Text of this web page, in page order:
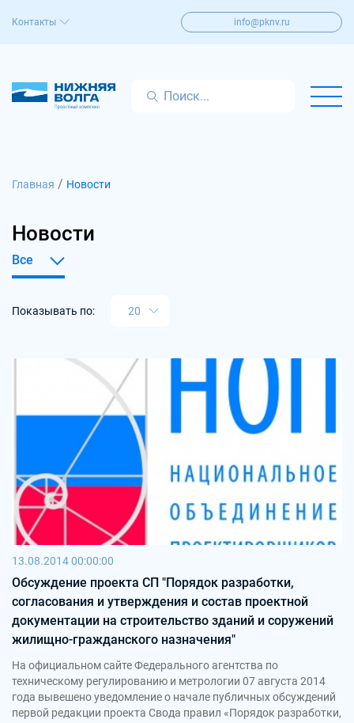
Контакты info@pknv.ru
Главная / Новости
Новости
Показывать по:
13.08.2014 00:00:00
Обсуждение проекта СП "Порядок разработки,
согласования и утверждения и состав проектной
документации на строительство зданий и соружений
жилищно-гражданского назначения"
На официальном сайте Федерального агентства по
техническому регулированию и метрологии 07 августа 2014
года вывешено уведомление о начале публичных обсуждений
первой редакции проекта Свода правил «Порядок разработки,